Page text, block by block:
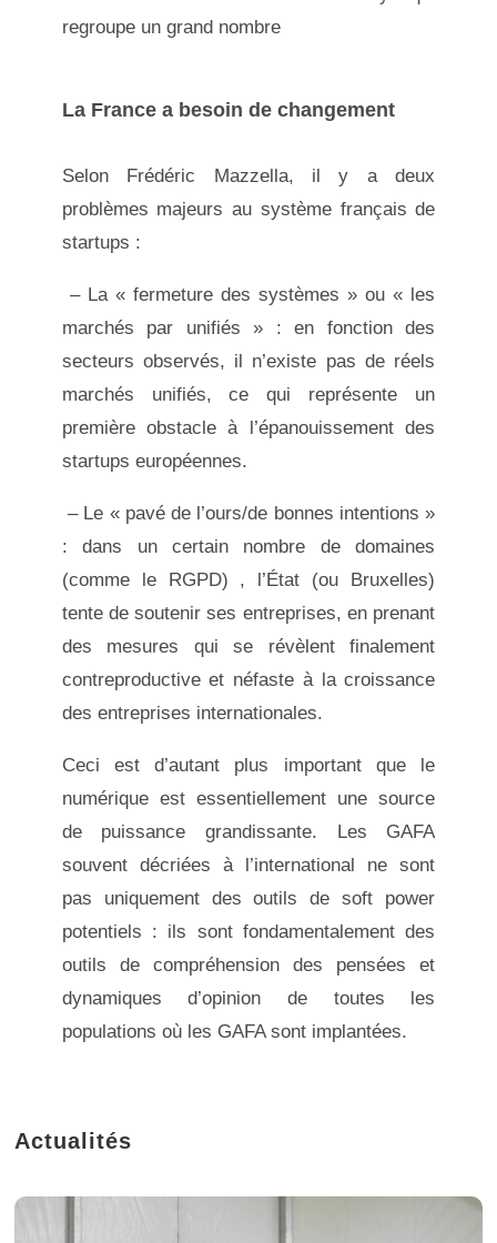
regroupe un grand nombre
La France a besoin de changement
Selon Frédéric Mazzella, il y a deux
problèmes majeurs au système français de
startups :
– La « fermeture des systèmes » ou « les
marchés par unifiés » : en fonction des
secteurs observés, il n’existe pas de réels
marchés unifiés, ce qui représente un
première obstacle à l’épanouissement des
startups européennes.
– Le « pavé de l’ours/de bonnes intentions »
: dans un certain nombre de domaines
(comme le RGPD) , l’État (ou Bruxelles)
tente de soutenir ses entreprises, en prenant
des mesures qui se révèlent finalement
contreproductive et néfaste à la croissance
des entreprises internationales.
Ceci est d’autant plus important que le
numérique est essentiellement une source
de puissance grandissante. Les GAFA
souvent décriées à l’international ne sont
pas uniquement des outils de soft power
potentiels : ils sont fondamentalement des
outils de compréhension des pensées et
dynamiques d’opinion de toutes les
populations où les GAFA sont implantées.
Actualités